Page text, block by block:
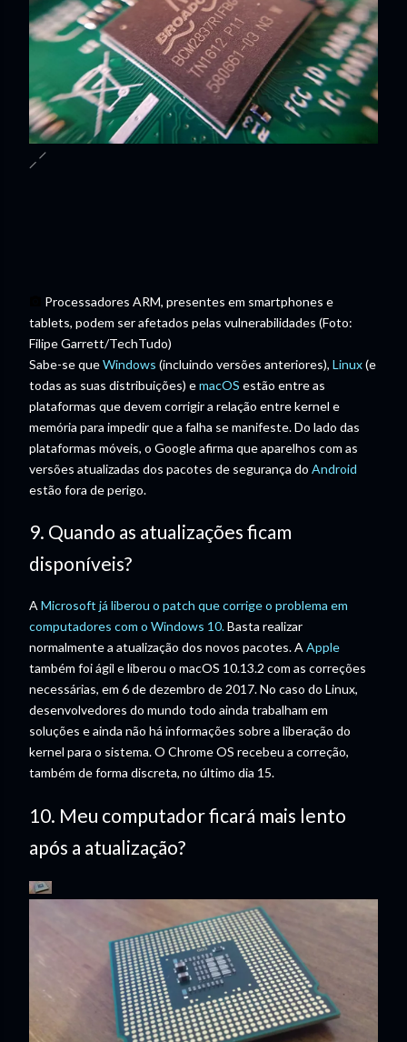
Processadores ARM, presentes em smartphones e
tablets, podem ser afetados pelas vulnerabilidades (Foto:
Filipe Garrett/TechTudo)
Sabe-se queWindows (incluindo versões anteriores), Linux(e
todas as suas distribuições) emacOS estão entre as
plataformas que devem corrigir a relação entre kernel e
memória para impedir que a falha se manifeste. Do lado das
plataformas móveis, o Google afirma que aparelhos com as
versões atualizadas dos pacotes de segurança do Android
estão fora de perigo.
9. Quando as atualizações ficam
disponíveis?
AMicrosoft já liberou o patch que corrige o problema em
computadores com o Windows 10.Basta realizar
normalmente a atualização dos novos pacotes. AApple
também foi ágil e liberou o macOS 10.13.2 com as correções
necessárias, em 6 de dezembro de 2017. No caso do Linux,
desenvolvedores do mundo todo ainda trabalham em
soluções e ainda não há informações sobre a liberação do
kernel para o sistema. O Chrome OS recebeu a correção,
também de forma discreta, no último dia 15.
10. Meu computador ficará mais lento
após a atualização?